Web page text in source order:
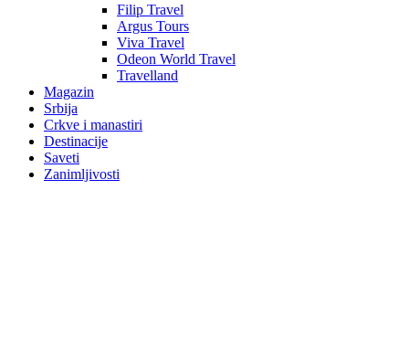
Filip Travel
Argus Tours
Viva Travel
Odeon World Travel
Travelland
Magazin
Srbija
Crkve i manastiri
Destinacije
Saveti
Zanimljivosti